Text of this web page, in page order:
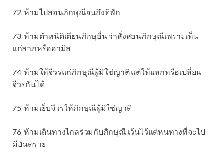
72. ห้ามไปสอนภิกษุณีจนถึงที่พัก
73. ห้ามตำหนิติเตียนภิกษุอื่น ว่าสั่งสอนภิกษุณีเพราะเห็น
แก่ลาภหรืออามิส
74. ห้ามให้จีวรแก่ภิกษุณีผู้มิใช่ญาติ แต่ให้แลกหรือเปลี่ยน
จีวรกันได้
75. ห้ามเย็บจีวรให้ภิกษุณีผู้มิใช่ญาติ
76. ห้ามเดินทางไกลร่วมกับภิกษุณี เว้นไว้แต่หนทางที่จะไป
มีอันตราย